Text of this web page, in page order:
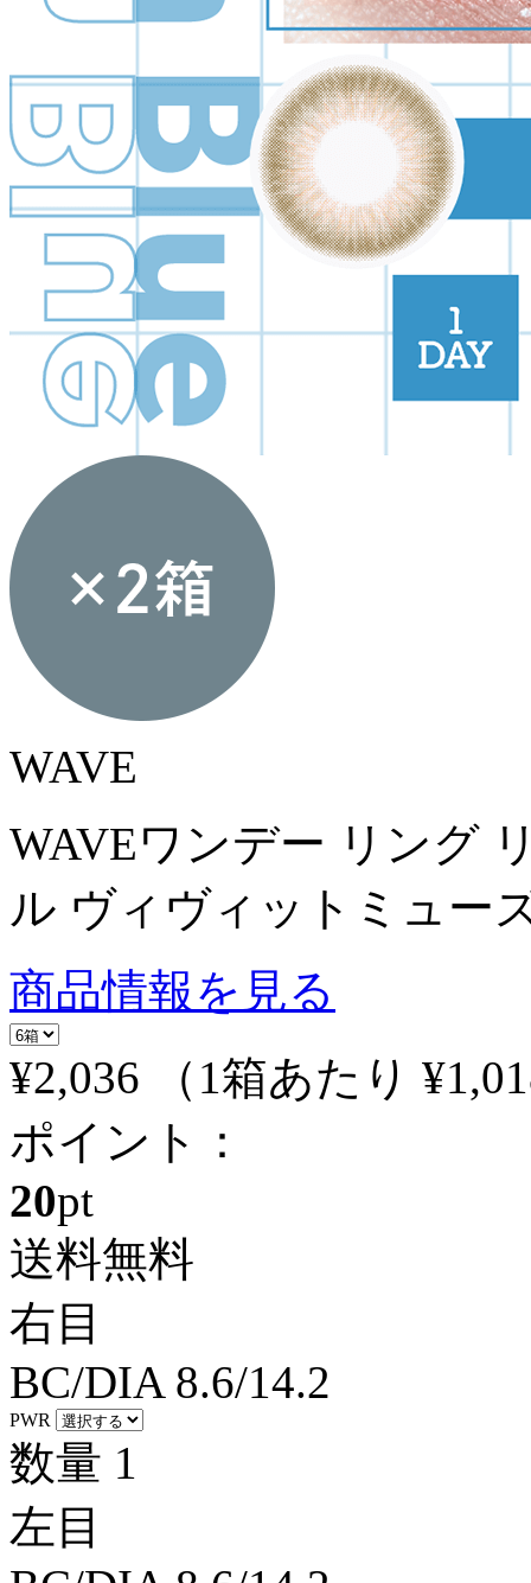
WAVE
WAVEワンデー リング
ル ヴィヴィットミュー
商品情報を見る
¥2,036
（1箱あたり
ポイント：
20pt
送料無料
右目
BC/DIA 8.6/14.2
PWR
数量 1
左目